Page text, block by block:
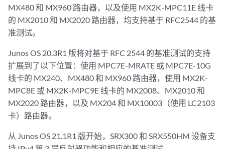
MX480 和 MX960 路由器，以及使用 MX2K-MPC11E 线卡
的 MX2010 和 MX2020 路由器，均支持基于 RFC2544 的基
准测试。
Junos OS 20.3R1 版将对基于 RFC 2544 的基准测试的支持
扩展到了以下位置：使用 MPC7E-MRATE 或 MPC7E-10G
线卡的 MX240、MX480 和 MX960 路由器，使用 MX2K-
MPC8E 或 MX2K-MPC9E 线卡的 MX2008、MX2010 和
MX2020 路由器，以及 MX204 和 MX10003（使用 LC2103
卡）路由器。
从 Junos OS 21.1R1 版开始，SRX300 和 SRX550HM 设备支